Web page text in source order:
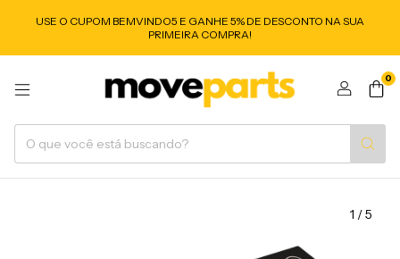
USE O CUPOM BEMVINDO5 E GANHE 5% DE DESCONTO NA SUA
PRIMEIRA COMPRA!
0
1 /5